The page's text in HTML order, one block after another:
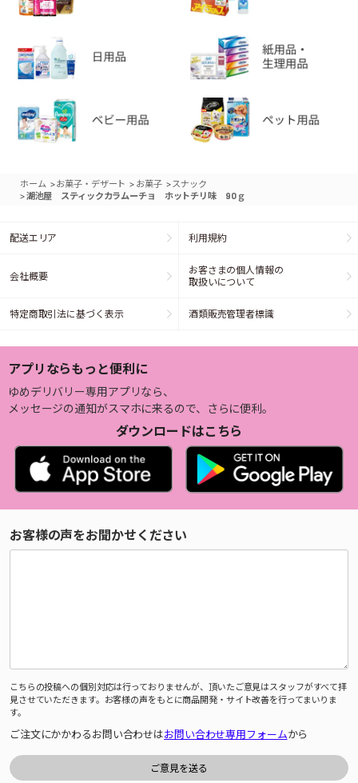
ホーム >お菓子・デザート > お菓子 > スナック
>湖池屋 スティックカラムーチョ ホットチリ味 90ｇ
配送エリア 利用規約
会社概要
お客さまの個人情報の
取扱いについて
特定商取引法に基づく表示 酒類販売管理者標識
アプリならもっと便利に
ゆめデリバリー専用アプリなら、
メッセージの通知がスマホに来るので、さらに便利。
ダウンロードはこちら
お客様の声をお聞かせください
こちらの投稿への個別対応は行っておりませんが、頂いたご意見はスタッフがすべて拝
見させていただきます。お客様の声をもとに商品開発・サイト改善を行ってまいりま
す。
ご注文にかかわるお問い合わせはお問い合わせ専用フォームから